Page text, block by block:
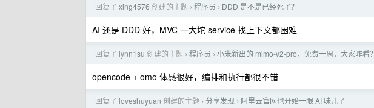
回复了 xing4576 创建的主题 › 程序员 › DDD 是不是已经死了？
AI 还是 DDD 好，MVC 一大坨 service 找上下文都困难
回复了 lynn1su 创建的主题 › 程序员 › 小米新出的 mimo-v2-pro，免费一周，大家咋看？
opencode + omo 体感很好，编排和执行都很不错
回复了 loveshuyuan 创建的主题 › 分享发现 › 阿里云官网也开始一眼 AI 味儿了